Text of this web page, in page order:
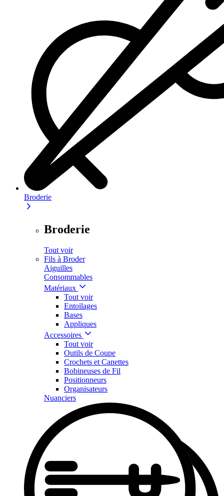
Broderie
Broderie
Tout voir
Fils à Broder
Aiguilles
Consommables
Matériaux
Tout voir
Entoilages
Bases
Appliques
Accessoires
Tout voir
Outils de Coupe
Crochets et Canettes
Bobineuses de Fil
Positionneurs
Organisateurs
Nuanciers